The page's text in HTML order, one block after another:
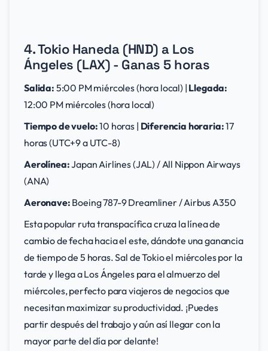
4. Tokio Haneda (HND) a Los
Ángeles (LAX) - Ganas 5 horas
Salida: 5:00 PM miércoles (hora local) | Llegada:
12:00 PM miércoles (hora local)
Tiempo de vuelo:10 horas | Diferencia horaria:17
horas (UTC+9 a UTC-8)
Aerolínea:Japan Airlines (JAL) / All Nippon Airways
(ANA)
Aeronave: Boeing 787-9 Dreamliner / Airbus A350
Esta popular ruta transpacífica cruza la línea de
cambio de fecha hacia el este, dándote una ganancia
de tiempo de 5 horas. Sal de Tokio el miércoles por la
tarde y llega a Los Ángeles para el almuerzo del
miércoles, perfecto para viajeros de negocios que
necesitan maximizar su productividad. ¡Puedes
partir después del trabajo y aún así llegar con la
mayor parte del día por delante!